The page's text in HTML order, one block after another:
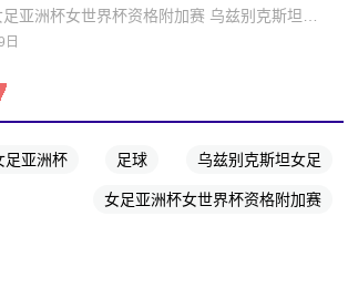
03月19日 女足亚洲杯女世界杯资格附加赛 乌兹别克斯坦女足vs菲律宾女足 全场录像
日
足亚洲杯 足球 乌兹别克斯坦女足
女足亚洲杯女世界杯资格附加赛